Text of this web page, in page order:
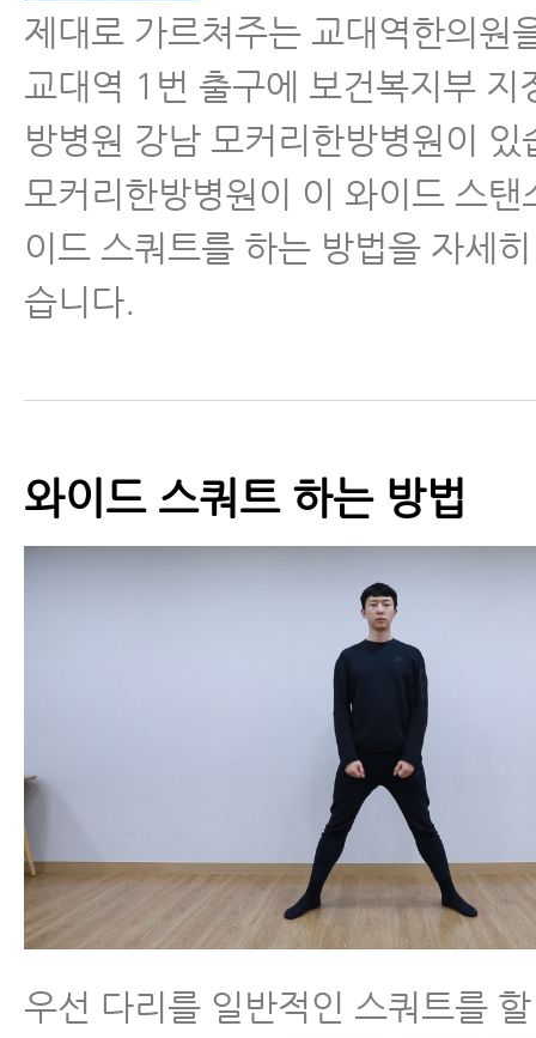
제대로 가르쳐주는 교대역한의원
교대역 1번 출구에 보건복지부 지
방병원 강남 모커리한방병원이 있
모커리한방병원이 이 와이드 스탠
이드 스쿼트를 하는 방법을 자세
습니다.
와이드 스쿼트 하는 방법
우선 다리를 일반적인 스쿼트를